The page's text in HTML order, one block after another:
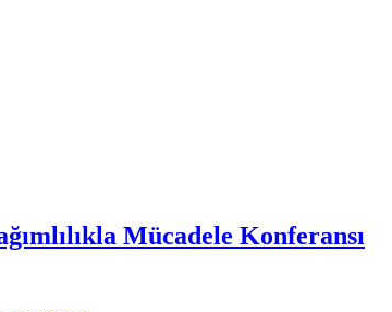
Mücadele Konferansı